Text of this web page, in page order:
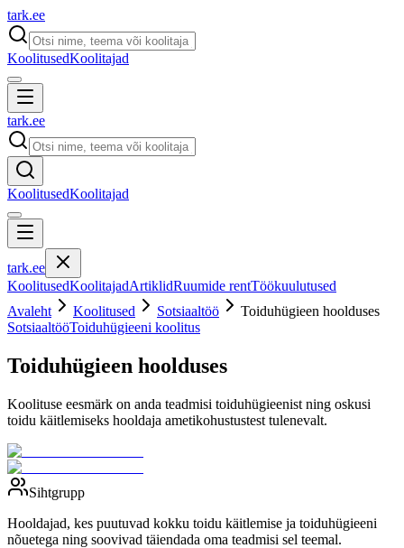
tark.ee
KoolitusedKoolitajad
tark.ee
KoolitusedKoolitajad
tark.ee
KoolitusedKoolitajadArtiklidRuumide rentTöökuulutused
Avaleht
Koolitused Sotsiaaltöö
Toiduhügieen hoolduses
SotsiaaltööToiduhügieeni koolitus
Toiduhügieen hoolduses
Koolituse eesmärk on anda teadmisi toiduhügieenist ning oskusi
toidu käitlemiseks hooldaja ametikohustustest tulenevalt.
Sihtgrupp
Hooldajad, kes puutuvad kokku toidu käitlemise ja toiduhügieeni
nõuetega ning soovivad täiendada oma teadmisi sel teemal.